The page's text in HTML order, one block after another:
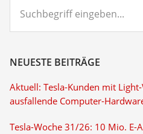
eingeben...
NEUESTE BEITRÄGE
Aktuell: Tesla-Kunden mit
ausfallende Computer-
Tesla-Woche 31/26: 10 Mio. E-